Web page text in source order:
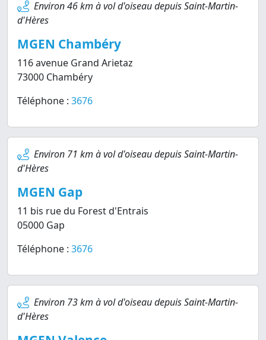
Environ 46 km à vol d'oiseau depuis Saint-Martin-
d'Hères
MGEN Chambéry
116 avenue Grand Arietaz
73000 Chambéry
Téléphone : 3676
Environ 71 km à vol d'oiseau depuis Saint-Martin-
d'Hères
MGEN Gap
11 bis rue du Forest d'Entrais
05000 Gap
Téléphone : 3676
Environ 73 km à vol d'oiseau depuis Saint-Martin-
d'Hères